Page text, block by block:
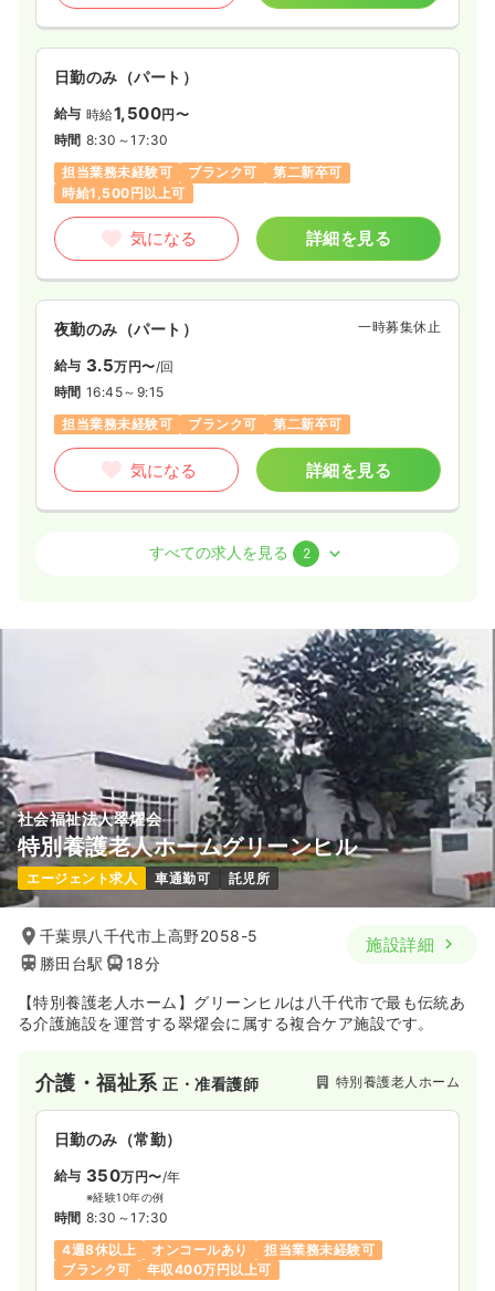
日勤のみ（パート）
給与 時給1,500円〜
時間 8:30～17:30
担当業務未経験可
ブランク可
第二新卒可
時給1,500円以上可
気になる 詳細を見る
夜勤のみ（パート） 一時募集休止
給与 3.5万円〜/回
時間 16:45～9:15
担当業務未経験可
ブランク可 第二新卒可
気になる 詳細を見る
正・准看護師
担当業務未経験可
ブランク可
気になる 詳細を見る
日勤のみ（パート） 一時募集休止
給与 時給1,500円〜
時間
8:45～17:30
担当業務未経験可
気になる 詳細を見る
すべての求人を見る 2
社会福祉法人翠燿会
特別養護老人ホームグリーンヒル
エージェント求人 車通勤可 託児所
千葉県八千代市上高野2058-5
勝田台駅
18分
施設詳細
【特別養護老人ホーム】グリーンヒルは八千代市で最も伝統あ
る介護施設を運営する翠燿会に属する複合ケア施設です。
介護・福祉系正・准看護師 特別養護老人ホーム
日勤のみ（常勤）
給与 350万円〜/年
※経験10年の例
時間 8:30～17:30
4週8休以上
オンコールあり
担当業務未経験可
ブランク可
年収400万円以上可